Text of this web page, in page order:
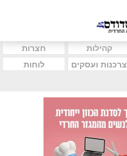
קהילות
חצרות
צרכנות ועסקים
לוחות